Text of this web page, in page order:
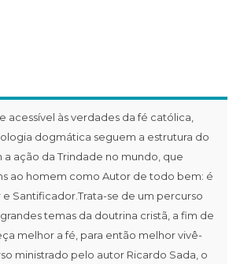
acessível às verdades da fé católica,
dogmática seguem a estrutura do
ação da Trindade no mundo, que
ao homem como Autor de todo bem: é
Santificador.Trata-se de um percurso
temas da doutrina cristã, a fim de
melhor a fé, para então melhor vivê-
ministrado pelo autor Ricardo Sada, o